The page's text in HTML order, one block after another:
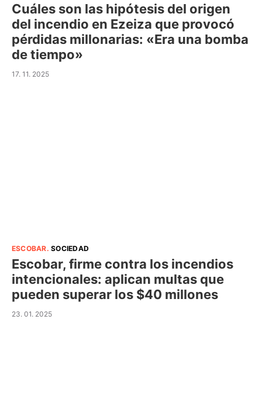
Cuáles son las hipótesis del origen
del incendio en Ezeiza que provocó
pérdidas millonarias: «Era una bomba
de tiempo»
17. 11. 2025
ESCOBAR.SOCIEDAD
Escobar, firme contra los incendios
intencionales: aplican multas que
pueden superar los $40 millones
23. 01. 2025